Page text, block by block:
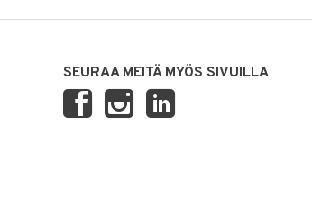
SEURAA MEITÄ MYÖS SIVUILLA